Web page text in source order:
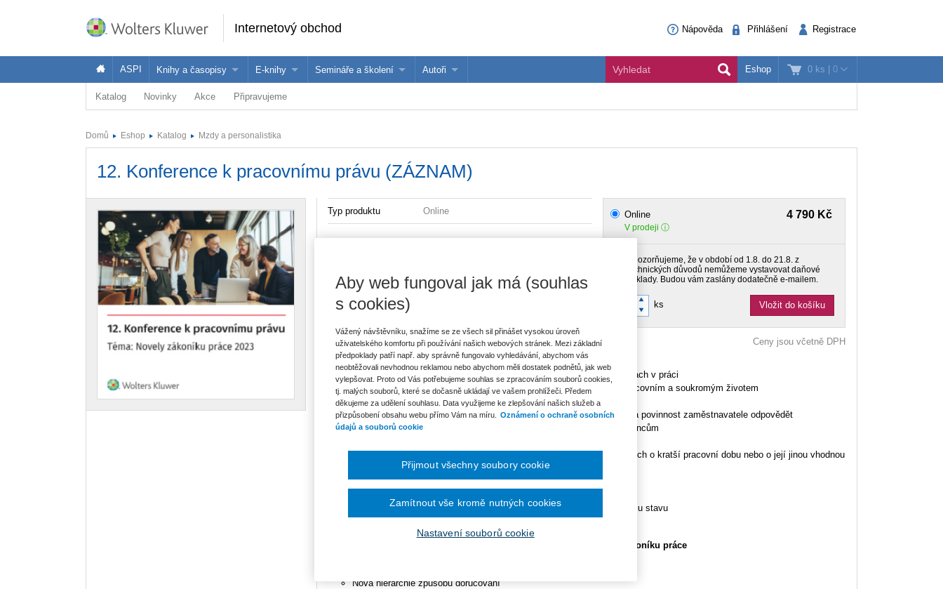
Internetový obchod Nápověda Přihlášení Registrace
0 ks | 0
ASPI Knihy a časopisy
Knihy
E-knihy
Jak na naše e-knihy?
Půjčit si e-knihu
Semináře a školení Autoři Eshop
Katalog Novinky Akce Připravujeme
Domů Eshop Katalog Mzdy a personalistika
12. Konference k pracovnímu právu (ZÁZNAM)
4 790 Kč
Online
V prodeji
Upozorňujeme, že v období od 1.8. do 21.8. z
technických důvodů nemůžeme vystavovat daňové
doklady. Budou vám zaslány dodatečně e-mailem.
ks Vložit do košíku
Ceny jsou včetně DPH
Typ produktu Online
Transpoziční novela zákoníku práce – regulace dohod o
pracích konaných mimo pracovní poměr a infomační
Nárok na dovolenou pro zaměstnance na DPP a DPČ
Nová povinnost rozvrhnout pracovní dobu u DPP a DPČ
Poskytování dob odpočinku, příplatků a pracovního volna při překážkách v práci
Změny v souvislosti se směrnicí EU 2019/1158 o rovnováze mezi pracovním a soukromým životem
Nové podmínky pro žádost o rodičovskou dovolenou
Nároková žádost rodičů o kratší pracovní dobu; žádost o homeoffice a povinnost zaměstnavatele odpovědět
Posílení informační povinnosti zaměstnavatele ve vztahu k zaměstnancům
Změny v žádosti osob pečujících o děti či závislé osoby nebo těhotných o kratší pracovní dobu nebo o její jinou vhodnou
úpravu či o práci z jiného místa
Práce na dálku a dohoda o ni
Rozdíly v pracovních podmínkách u tzv. home office oproti stávajícímu stavu
Elektronizace a doručování pracovněprávní dokumentů v novele zákoníku práce
Nová hierarchie způsobů doručování
Aby web fungoval jak má (souhlas
s cookies)
Vážený návštěvníku, snažíme se ze všech sil přinášet vysokou úroveň
uživatelského komfortu při používání našich webových stránek. Mezi základní
předpoklady patří např. aby správně fungovalo vyhledávání, abychom vás
neobtěžovali nevhodnou reklamou nebo abychom měli dostatek podnětů, jak web
vylepšovat. Proto od Vás potřebujeme souhlas se zpracováním souborů cookies,
tj. malých souborů, které se dočasně ukládají ve vašem prohlížeči. Předem
děkujeme za udělení souhlasu. Data využijeme ke zlepšování našich služeb a
přizpůsobení obsahu webu přímo Vám na míru.
Oznámení o ochraně osobních
údajů a souborů cookie
Nastavení souborů cookie
Zamítnout vše kromě nutných cookies
Přijmout všechny soubory cookie